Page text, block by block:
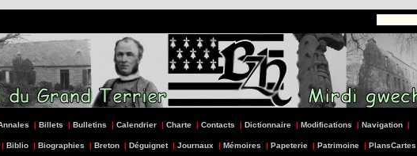
| Billets | Bulletins | Calendrier | Charte | Contacts | Dictionnaire | Modifications | Navigation |
| Biblio | Biographies | Breton | Déguignet | Journaux | Mémoires | Papeterie | Patrimoine | PlansCartes